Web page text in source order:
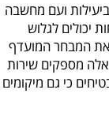
ועם מחשבה
יכולים לגלוש
את המבחר המועדף
אלה מספקים שירות
כי גם מיקומים